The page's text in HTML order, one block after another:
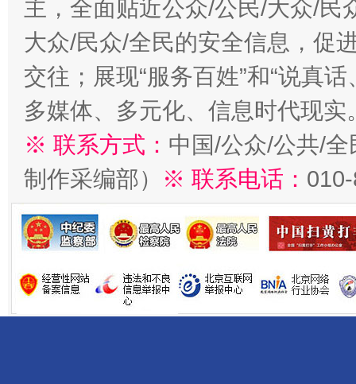
主，全面贴近公众/公民/大众/民
大众/民众/全民的安全信息，促
交往；展现“服务百姓”和“说真
多媒体、多元化、信息时代现实
※ 联系方式： 中国/公众/公共/
制作采编部）
※ 联系电话：